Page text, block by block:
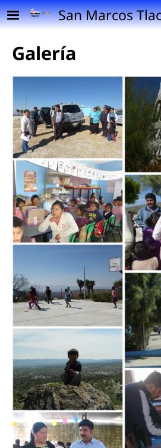
Pasar al contenido principal
San Marcos
Galería